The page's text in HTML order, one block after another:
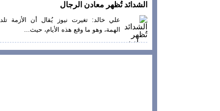
الشدائد تُظهر معادن الرجال
علي خالد: تغيرت نيوز يُقال أن الأزمة تلد
الهمة، وهو ما وقع هذه الأيام، حيث...